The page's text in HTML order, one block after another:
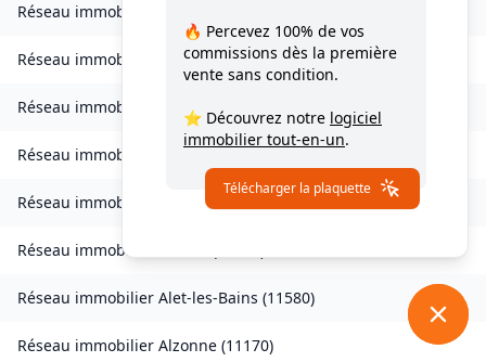
Réseau immobilier
Réseau immobilier Villanière(11600 )
Réseau immobilier Villardebelle
Réseau immobilier
Réseau immobilier Villefloure 11570
Réseau immobilier
Réseau immobilier Alet-les-Bains (11580)
Réseau immobilier Alzonne (11170)
🔥 Percevez 100% de vos
commissions dès la première
vente sans condition.
⭐ Découvrez notre logiciel
immobilier tout-en-un.
Télécharger la plaquette